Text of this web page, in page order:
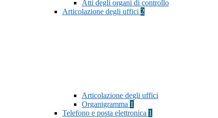
Atti degli organi di controllo
Articolazione degli uffici 2
Articolazione degli uffici
Organigramma 1
Telefono e posta elettronica 1